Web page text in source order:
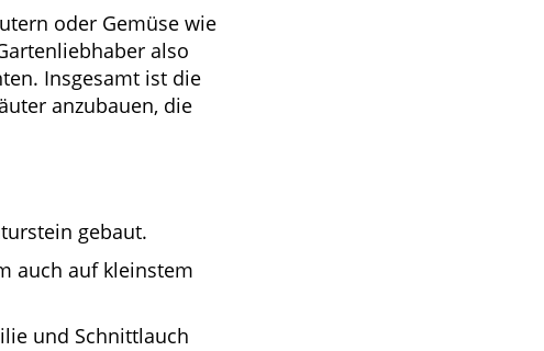
oder Gemüse wie
also
Insgesamt ist die
anzubauen, die
gebaut.
auch auf kleinstem
und Schnittlauch